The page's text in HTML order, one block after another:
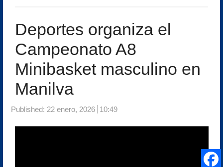
Deportes organiza el
Campeonato A8
Minibasket masculino en
Manilva
Published: 22 enero, 2026 10:49